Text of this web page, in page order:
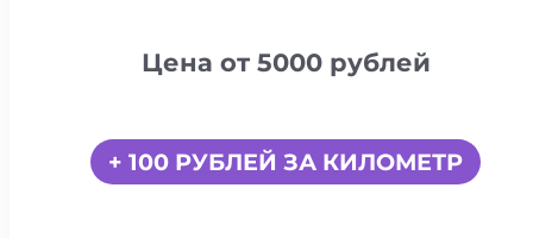
Цена от 5000 рублей
+ 100 РУБЛЕЙ ЗА КИЛОМЕТР